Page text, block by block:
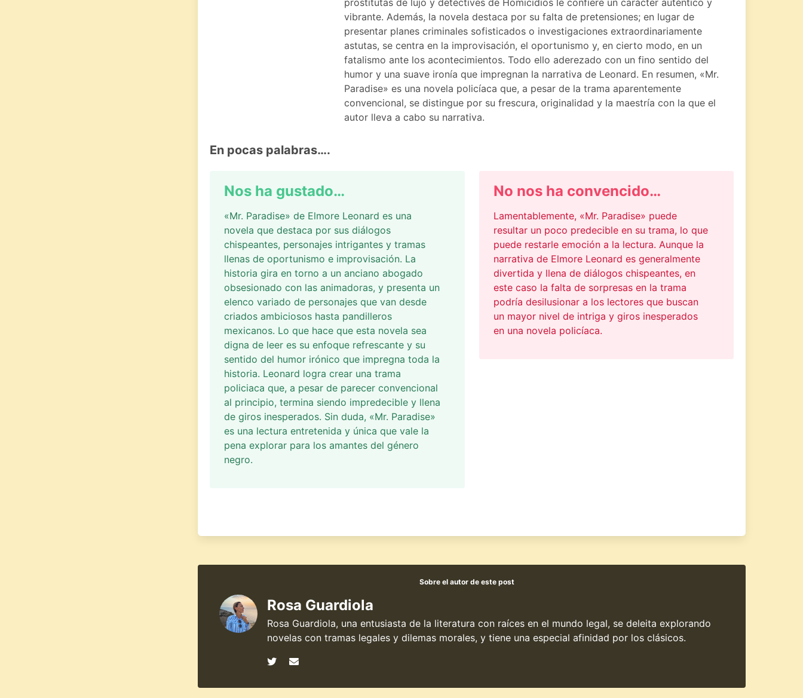
prostitutas de lujo y detectives de Homicidios le confiere un carácter auténtico y
vibrante. Además, la novela destaca por su falta de pretensiones; en lugar de
presentar planes criminales sofisticados o investigaciones extraordinariamente
astutas, se centra en la improvisación, el oportunismo y, en cierto modo, en un
fatalismo ante los acontecimientos. Todo ello aderezado con un fino sentido del
humor y una suave ironía que impregnan la narrativa de Leonard. En resumen, «Mr.
Paradise» es una novela policíaca que, a pesar de la trama aparentemente
convencional, se distingue por su frescura, originalidad y la maestría con la que el
autor lleva a cabo su narrativa.
En pocas palabras….
Nos ha gustado…
«Mr. Paradise» de Elmore Leonard es una
novela que destaca por sus diálogos
chispeantes, personajes intrigantes y tramas
llenas de oportunismo e improvisación. La
historia gira en torno a un anciano abogado
obsesionado con las animadoras, y presenta un
elenco variado de personajes que van desde
criados ambiciosos hasta pandilleros
mexicanos. Lo que hace que esta novela sea
digna de leer es su enfoque refrescante y su
sentido del humor irónico que impregna toda la
historia. Leonard logra crear una trama
policiaca que, a pesar de parecer convencional
al principio, termina siendo impredecible y llena
de giros inesperados. Sin duda, «Mr. Paradise»
es una lectura entretenida y única que vale la
pena explorar para los amantes del género
negro.
No nos ha convencido…
Lamentablemente, «Mr. Paradise» puede
resultar un poco predecible en su trama, lo que
puede restarle emoción a la lectura. Aunque la
narrativa de Elmore Leonard es generalmente
divertida y llena de diálogos chispeantes, en
este caso la falta de sorpresas en la trama
podría desilusionar a los lectores que buscan
un mayor nivel de intriga y giros inesperados
en una novela policíaca.
Sobre el autor de este post
Rosa Guardiola
Rosa Guardiola, una entusiasta de la literatura con raíces en el mundo legal, se deleita explorando
novelas con tramas legales y dilemas morales, y tiene una especial afinidad por los clásicos.